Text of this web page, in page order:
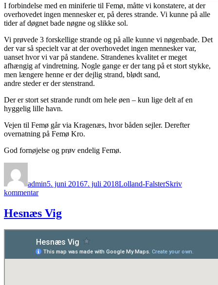
I forbindelse med en miniferie til Femø, måtte vi konstatere, at der
overhovedet ingen mennesker er, på deres strande. Vi kunne på alle
tider af døgnet bade nøgne og slikke sol.
Vi prøvede 3 forskellige strande og på alle kunne vi nøgenbade. Det
der var så specielt var at der overhovedet ingen mennesker var,
uanset hvor vi var på standene. Strandenes kvalitet er meget
afhængig af vindretning. Nogle gange er der tang på et stort stykke,
men længere henne er der dejlig strand, blødt sand,
andre steder er der stenstrand.
Der er stort set strande rundt om hele øen – kun lige delt af en
hyggelig lille havn.
Vejen til Femø går via Kragenæs, hvor båden sejler. Derefter
overnatning på Femø Kro.
God fornøjelse og prøv endelig Femø.
admin5. juni 20167. juli 2018Lolland-FalsterSkriv
kommentartil
Hesnæs Vig